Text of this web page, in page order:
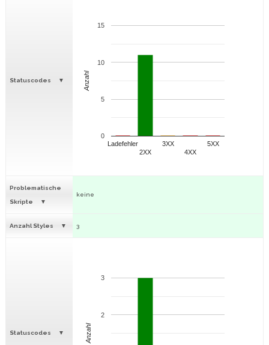
Statuscodes
Ladefehler
2XX
3XX
4XX
5XX
0
5
10
15
Anzahl
Problematische
Skripte
keine
Anzahl Styles 3
Statuscodes
2
3
Anzahl